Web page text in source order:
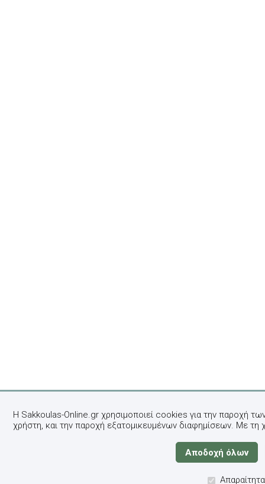
Η Sakkoulas-Online.gr χρησιμοποιεί cookies για την παροχή
χρήστη, και την παροχή εξατομικευμένων διαφημίσεων. Με